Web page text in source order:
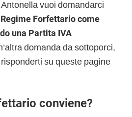
vuoi domandarci
Forfettario come
una Partita IVA
domanda da sottoporci,
su queste pagine
conviene?